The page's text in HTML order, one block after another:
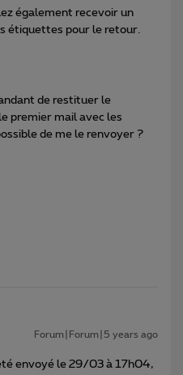
également recevoir un
étiquettes pour le retour.
de restituer le
premier mail avec les
de me le renvoyer ?
Forum|Forum|5 years ago
envoyé le 29/03 à 17h04,